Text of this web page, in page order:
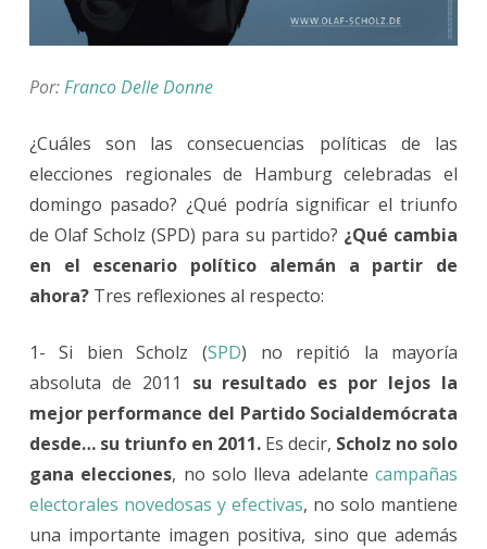
Por:Franco Delle Donne
¿Cuáles son las consecuencias políticas de las
elecciones regionales de Hamburg celebradas el
domingo pasado? ¿Qué podría significar el triunfo
de Olaf Scholz (SPD) para su partido? ¿Qué cambia
en el escenario político alemán a partir de
ahora?Tres reflexiones al respecto:
1- Si bien Scholz (SPD) no repitió la mayoría
absoluta de 2011 su resultado es por lejos la
mejor performance del Partido Socialdemócrata
desde… su triunfo en 2011.Es decir, Scholz no solo
gana elecciones, no solo lleva adelantecampañas
electorales novedosas y efectivas, no solo mantiene
una importante imagen positiva, sino que además